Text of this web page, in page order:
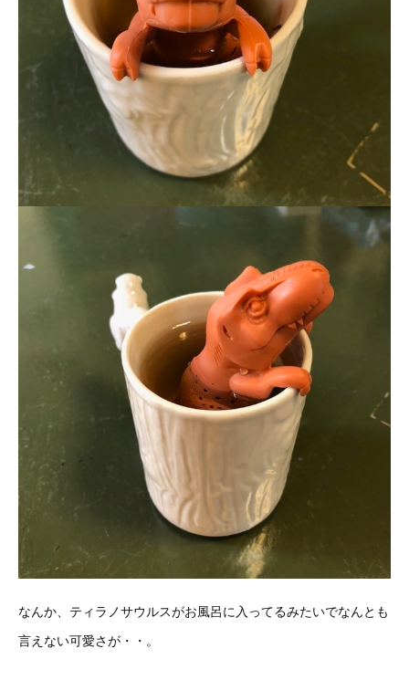
なんか、ティラノサウルスがお風呂に入ってるみたいでなんとも
言えない可愛さが・・。